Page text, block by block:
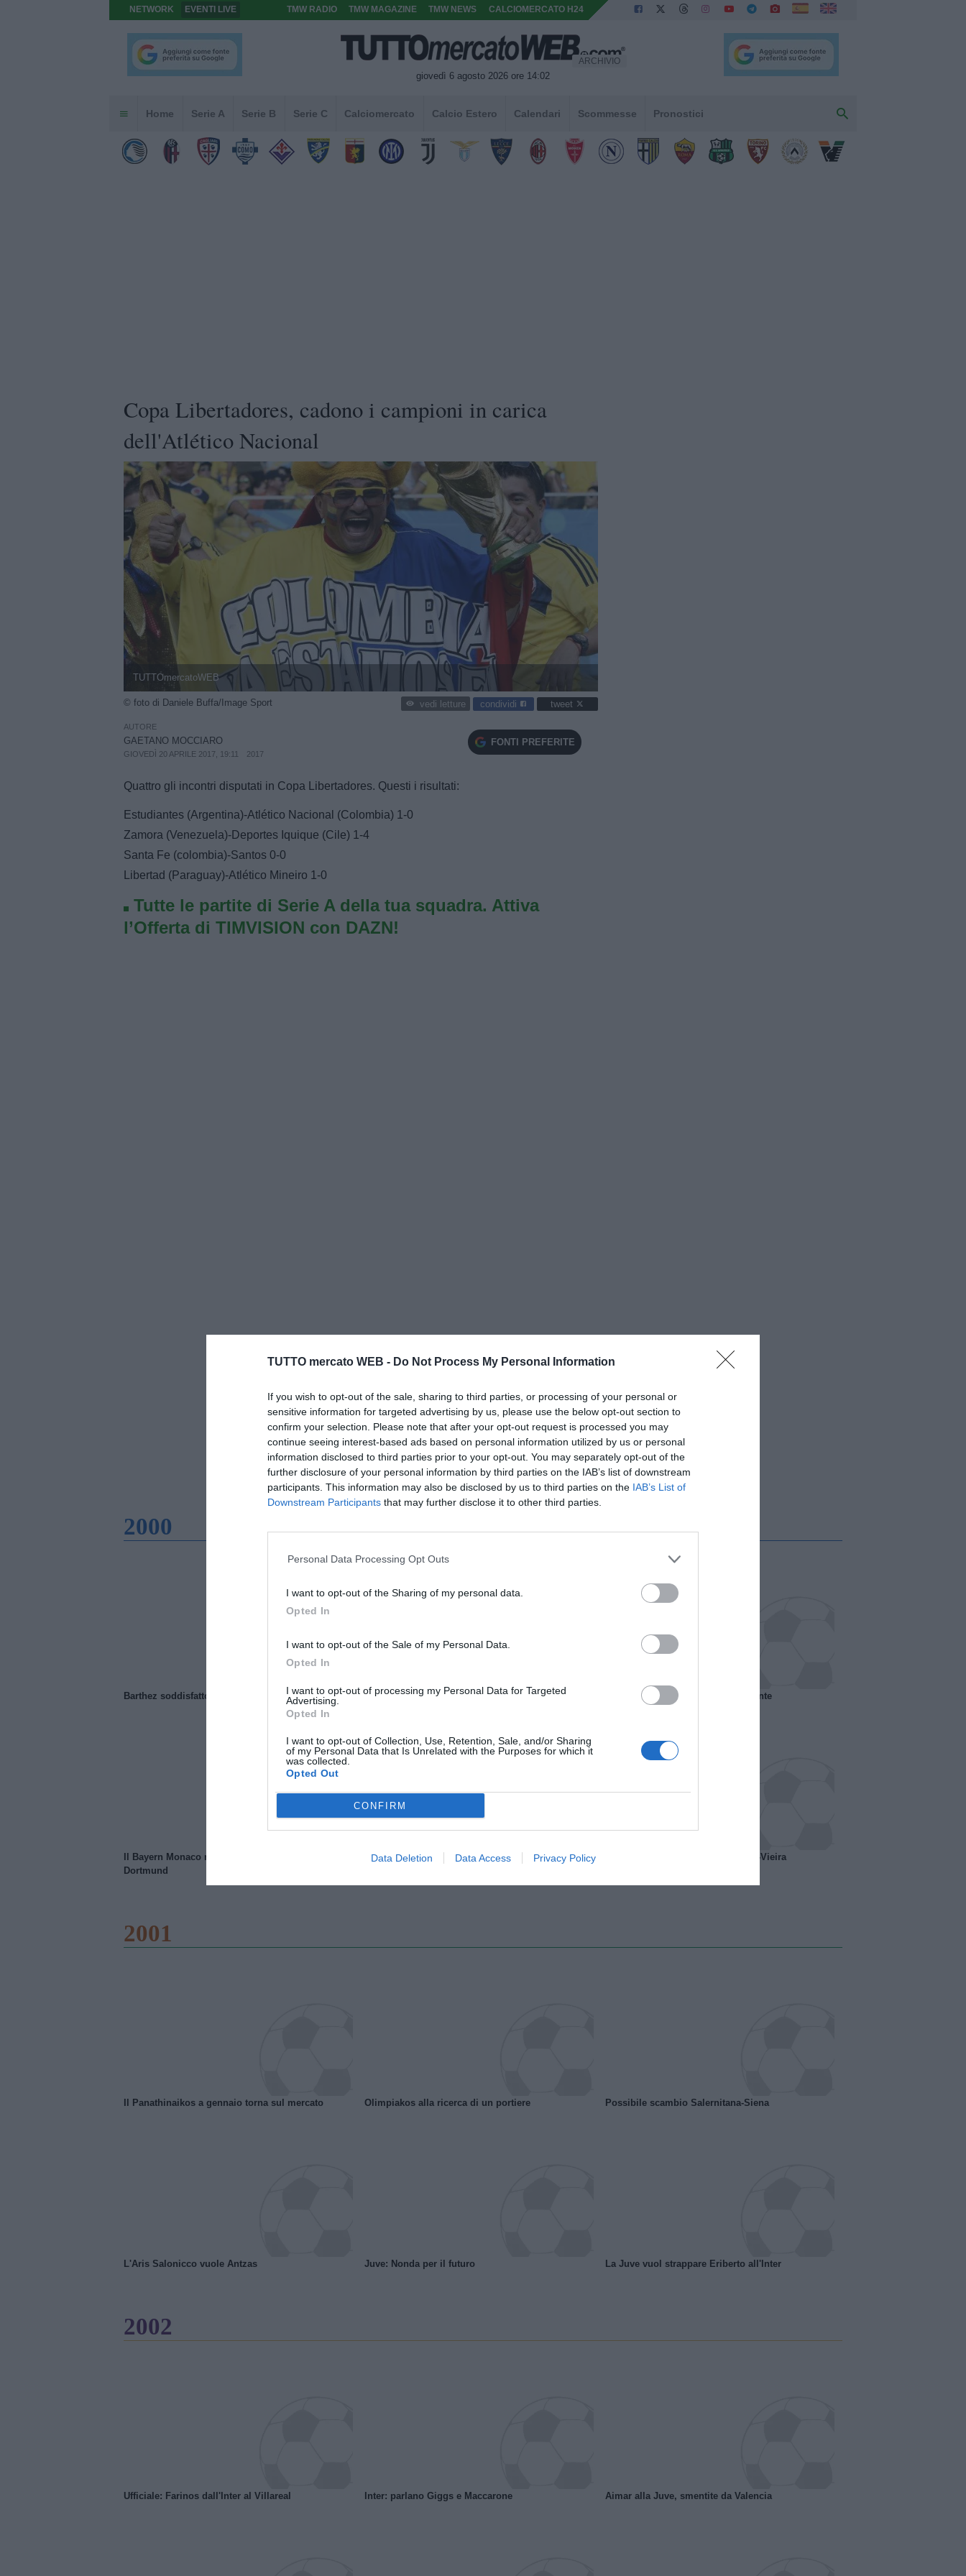
TUTTO mercato WEB - Do Not Process My Personal Information
If you wish to opt-out of the sale, sharing to third parties, or processing of your personal or
sensitive information for targeted advertising by us, please use the below opt-out section to
confirm your selection. Please note that after your opt-out request is processed you may
continue seeing interest-based ads based on personal information utilized by us or personal
information disclosed to third parties prior to your opt-out. You may separately opt-out of the
further disclosure of your personal information by third parties on the IAB’s list of downstream
participants. This information may also be disclosed by us to third parties on the IAB’s List of
Downstream Participants that may further disclose it to other third parties.
Personal Data Processing Opt Outs
I want to opt-out of the Sharing of my personal data.
Opted In
I want to opt-out of the Sale of my Personal Data.
Opted In
I want to opt-out of processing my Personal Data for Targeted
Advertising.
Opted In
I want to opt-out of Collection, Use, Retention, Sale, and/or Sharing
of my Personal Data that Is Unrelated with the Purposes for which it
was collected.
Opted Out
CONFIRM
Data Deletion Data Access Privacy Policy
NETWORK EVENTI LIVE TMW RADIO TMW MAGAZINE TMW NEWS CALCIOMERCATO H24
giovedì 6 agosto 2026 ore 14:02
ARCHIVIO
Home Serie A Serie B Serie C Calciomercato Calcio Estero Calendari Scommesse Pronostici
Copa Libertadores, cadono i campioni in carica
dell'Atlético Nacional
TUTTOmercatoWEB
© foto di Daniele Buffa/Image Sport vedi letture condividi tweet
AUTORE
GAETANO MOCCIARO
GIOVEDÌ 20 APRILE 2017, 19:11 2017
FONTI PREFERITE
Quattro gli incontri disputati in Copa Libertadores. Questi i risultati:
Estudiantes (Argentina)-Atlético Nacional (Colombia) 1-0
Zamora (Venezuela)-Deportes Iquique (Cile) 1-4
Santa Fe (colombia)-Santos 0-0
Libertad (Paraguay)-Atlético Mineiro 1-0
Tutte le partite di Serie A della tua squadra. Attiva
l’Offerta di TIMVISION con DAZN!
2000
Barthez soddisfatto del Manchester United Il Rayo Vallecano spinge per Zamorano Francia, il Marsiglia senza presidente
Il Bayern Monaco ridimensiona il Borussia
Dortmund
Wiltord vuole giocare A gennaio ipotesi scambio Davids-Vieira
2001
Il Panathinaikos a gennaio torna sul mercato Olimpiakos alla ricerca di un portiere Possibile scambio Salernitana-Siena
L'Aris Salonicco vuole Antzas Juve: Nonda per il futuro La Juve vuol strappare Eriberto all'Inter
2002
Ufficiale: Farinos dall'Inter al Villareal Inter: parlano Giggs e Maccarone Aimar alla Juve, smentite da Valencia